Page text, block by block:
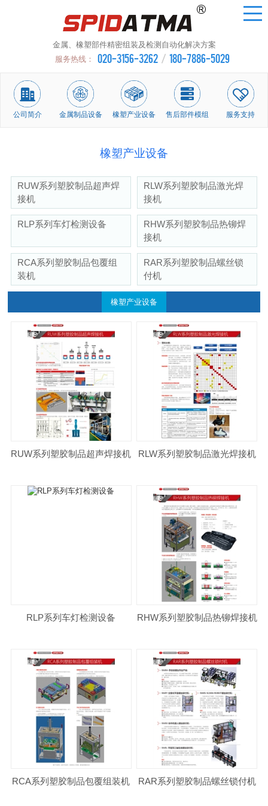
金属、橡塑部件精密组装及检测自动化解决方案
服务热线：
020-3156-3262 / 180-7886-5029
公司简介 金属制品设备 橡塑产业设备 售后部件模组 服务支持
橡塑产业设备
RUW系列塑胶制品超声焊
接机
RLW系列塑胶制品激光焊
接机
RLP系列车灯检测设备
RHW系列塑胶制品热铆焊
接机
RCA系列塑胶制品包覆组
装机
RAR系列塑胶制品螺丝锁
付机
橡塑产业设备
RUW系列塑胶制品超声焊接机 RLW系列塑胶制品激光焊接机
RLP系列车灯检测设备 RHW系列塑胶制品热铆焊接机
RCA系列塑胶制品包覆组装机 RAR系列塑胶制品螺丝锁付机